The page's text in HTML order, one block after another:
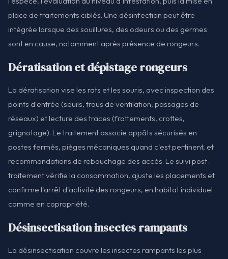
place de traitements ciblés. Une désinfection peut être
intégrée lorsque des souillures, des odeurs ou des germes
sont en cause, notamment après présence de rongeurs.
Dératisation et dépistage rongeurs
La dératisation vise les rats et les souris, avec inspection des
points d'entrée (seuils, trous de ventilation, passages de
réseaux) et lecture des traces (frottements, crottes,
grignotage). Le traitement associe appâts sécurisés en
postes fermés, pièges mécaniques quand c'est pertinent, et
recommandations de rebouchage des accès. Le suivi post-
traitement vérifie la consommation, ajuste les placements et
confirme l'arrêt d'activité des rongeurs, en habitat individuel
comme en copropriété.
Désinsectisation insectes rampants
La désinsectisation couvre les insectes rampants les plus